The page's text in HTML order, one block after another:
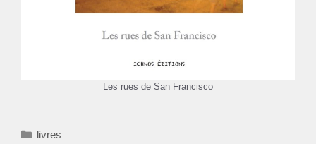
Les rues de San Francisco
Catégories
livres